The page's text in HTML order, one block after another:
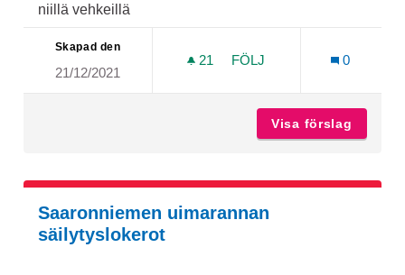
niillä vehkeillä
Skapad den
21/12/2021
21 21 FÖLJARE
FÖLJ
0
Visa förslag
Saaronniemen uimarannan
säilytyslokerot